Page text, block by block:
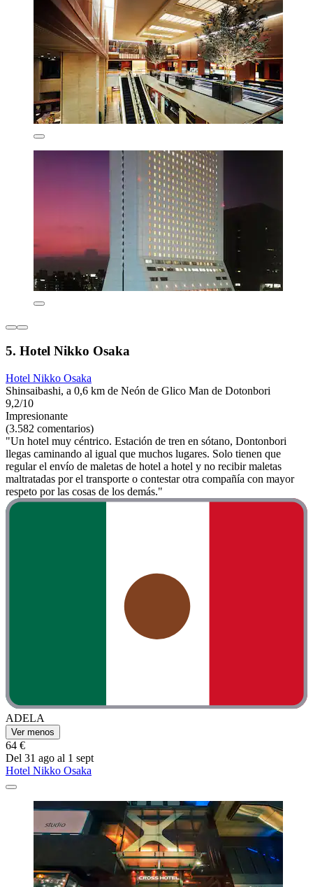
5. Hotel Nikko Osaka
Hotel Nikko Osaka
Shinsaibashi, a 0,6 km de Neón de Glico Man de Dotonbori
9,2/10
Impresionante
(3.582 comentarios)
"Un hotel muy céntrico. Estación de tren en sótano, Dontonbori
llegas caminando al igual que muchos lugares. Solo tienen que
regular el envío de maletas de hotel a hotel y no recibir maletas
maltratadas por el transporte o contestar otra compañía con mayor
respeto por las cosas de los demás."
ADELA
Ver menos
64 €
Del 31 ago al 1 sept
Hotel Nikko Osaka